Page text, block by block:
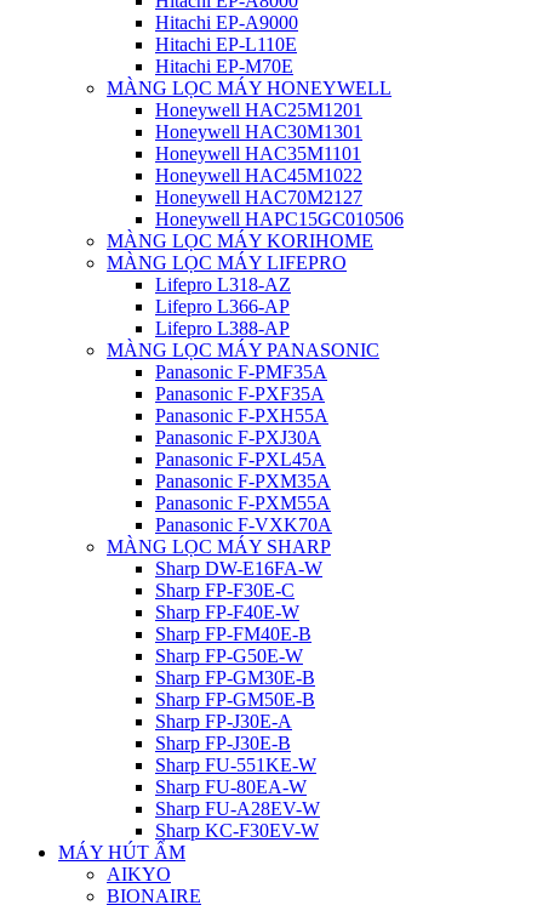
Hitachi EP-A9000
Hitachi EP-L110E
Hitachi EP-M70E
MÀNG LỌC MÁY HONEYWELL
Honeywell HAC25M1201
Honeywell HAC30M1301
Honeywell HAC35M1101
Honeywell HAC45M1022
Honeywell HAC70M2127
Honeywell HAPC15GC010506
MÀNG LỌC MÁY KORIHOME
MÀNG LỌC MÁY LIFEPRO
Lifepro L318-AZ
Lifepro L366-AP
Lifepro L388-AP
MÀNG LỌC MÁY PANASONIC
Panasonic F-PMF35A
Panasonic F-PXF35A
Panasonic F-PXH55A
Panasonic F-PXJ30A
Panasonic F-PXL45A
Panasonic F-PXM35A
Panasonic F-PXM55A
Panasonic F-VXK70A
MÀNG LỌC MÁY SHARP
Sharp DW-E16FA-W
Sharp FP-F30E-C
Sharp FP-F40E-W
Sharp FP-FM40E-B
Sharp FP-G50E-W
Sharp FP-GM30E-B
Sharp FP-GM50E-B
Sharp FP-J30E-A
Sharp FP-J30E-B
Sharp FU-551KE-W
Sharp FU-80EA-W
Sharp FU-A28EV-W
Sharp KC-F30EV-W
MÁY HÚT ẨM
AIKYO
BIONAIRE